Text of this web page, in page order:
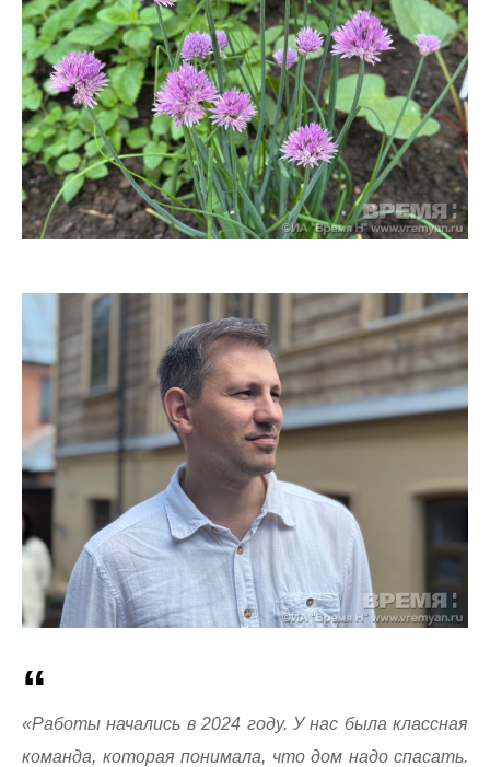
«Работы начались в 2024 году. У нас была классная
команда, которая понимала, что дом надо спасать.